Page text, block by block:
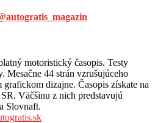
motoristický časopis. Testy
Mesačne 44 strán vzrušujúceho
grafickom dizajne. Časopis získate na
Väčšinu z nich predstavujú
Slovnaft.